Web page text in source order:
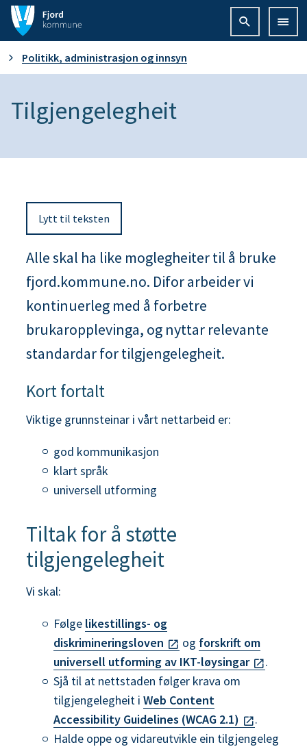
F
j
o
r
o
m
m
u
n
e
D
r
Politikk, administrasjon og innsyn
Tilgjengelegheit
Lytt til teksten
Alle skal ha like moglegheiter til å bruke
fjord.kommune.no. Difor arbeider vi
kontinuerleg med å forbetre
brukaropplevinga, og nyttar relevante
standardar for tilgjengelegheit.
Kort fortalt
Viktige grunnsteinar i vårt nettarbeid er:
god kommunikasjon
klart språk
universell utforming
Tiltak for å støtte
tilgjengelegheit
Vi skal:
Følge likestillings- og
diskrimineringsloven
og forskrift om
universell utforming av IKT-løysingar
.
Sjå til at nettstaden følger krava om
tilgjengelegheit iWeb Content
Accessibility Guidelines (WCAG 2.1)
.
Halde oppe og vidareutvikle ein tilgjengeleg